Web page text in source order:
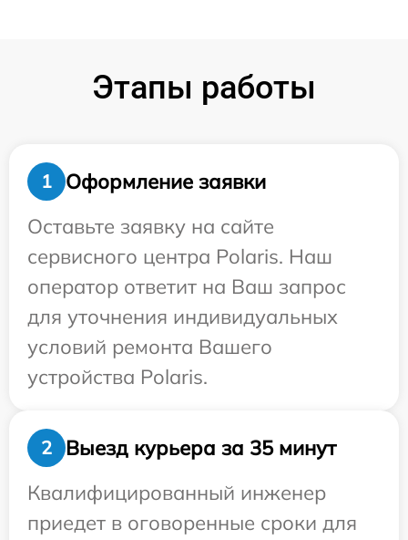
Этапы работы
1
Оформление заявки
Оставьте заявку на сайте
сервисного центра Polaris. Наш
оператор ответит на Ваш запрос
для уточнения индивидуальных
условий ремонта Вашего
устройства Polaris.
2
Выезд курьера за 35 минут
Квалифицированный инженер
приедет в оговоренные сроки для